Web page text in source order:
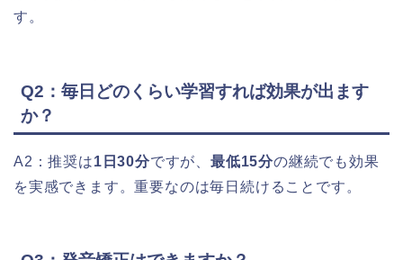
す。
Q2：毎日どのくらい学習すれば効果が出ます
か？
A2：推奨は1日30分ですが、最低15分の継続でも効果
を実感できます。重要なのは毎日続けることです。